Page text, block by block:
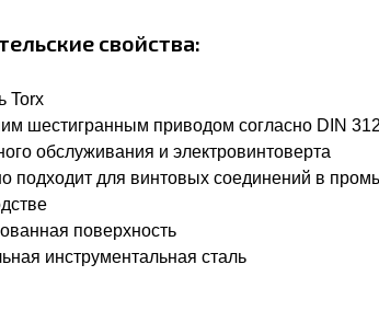
свойства:
Torx
шестигранным приводом согласно DIN
обслуживания и электровинтоверта
подходит для винтовых соединений в
поверхность
инструментальная сталь